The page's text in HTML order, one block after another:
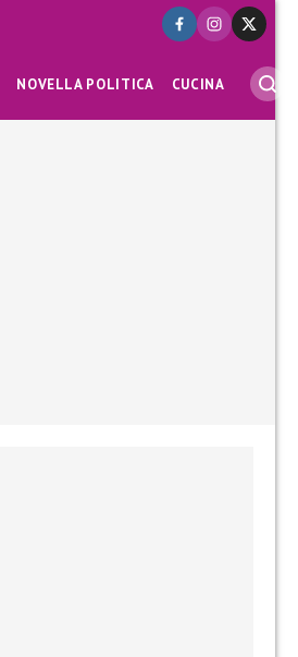
NOVELLA POLITICA CUCINA